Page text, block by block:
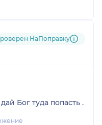
НаПоправку
Бог туда попасть .